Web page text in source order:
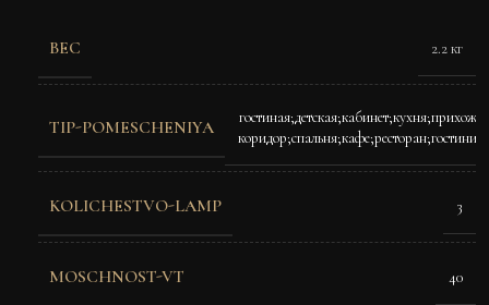
ВЕС 2.2 кг
TIP-POMESCHENIYA
KOLICHESTVO-LAMP 3
MOSCHNOST-VT 40